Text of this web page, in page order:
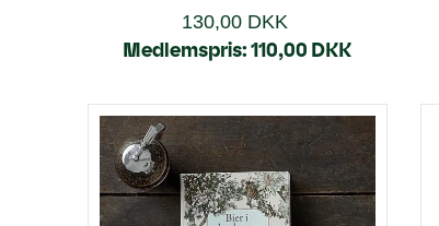
130,00 DKK
Medlemspris:110,00 DKK